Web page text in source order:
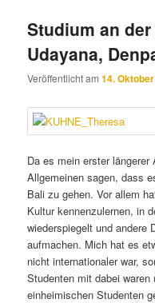
Studium an
Udayana,
Veröffentlicht am14.
Da es mein erster
Allgemeinen sagen, dass
Bali zu gehen. Vor allem
Kultur kennenzulernen, in
wiederspiegelt und andere
aufmachen. Mich hat es
nicht internationaler war,
Studenten mit dabei
einheimischen Studenten